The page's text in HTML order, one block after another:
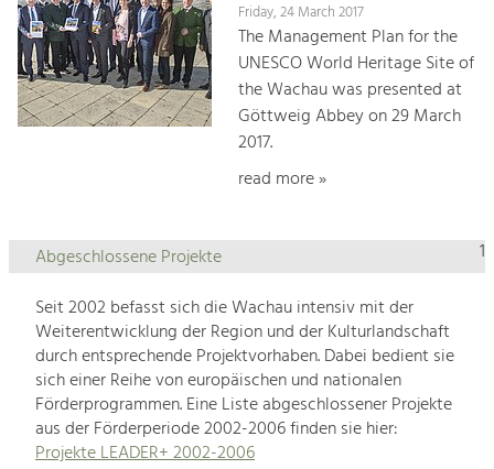
Friday, 24 March 2017
The Management Plan for the
UNESCO World Heritage Site of
the Wachau was presented at
Göttweig Abbey on 29 March
2017.
read more »
1
Abgeschlossene Projekte
Seit 2002 befasst sich die Wachau intensiv mit der
Weiterentwicklung der Region und der Kulturlandschaft
durch entsprechende Projektvorhaben. Dabei bedient sie
sich einer Reihe von europäischen und nationalen
Förderprogrammen. Eine Liste abgeschlossener Projekte
aus der Förderperiode 2002-2006 finden sie hier:
Projekte LEADER+ 2002-2006